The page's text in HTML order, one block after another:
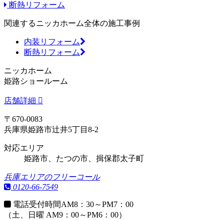
断熱リフォーム
関連するニッカホーム全体の施工事例
内装リフォーム
断熱リフォーム
ニッカホーム
姫路ショールーム
店舗詳細
〒670-0083
兵庫県姫路市辻井5丁目8-2
対応エリア
姫路市、たつの市、揖保郡太子町
兵庫エリアのフリーコール
0120-66-7549
電話受付時間AM8：30～PM7：00
（土、日曜 AM9：00～PM6：00）